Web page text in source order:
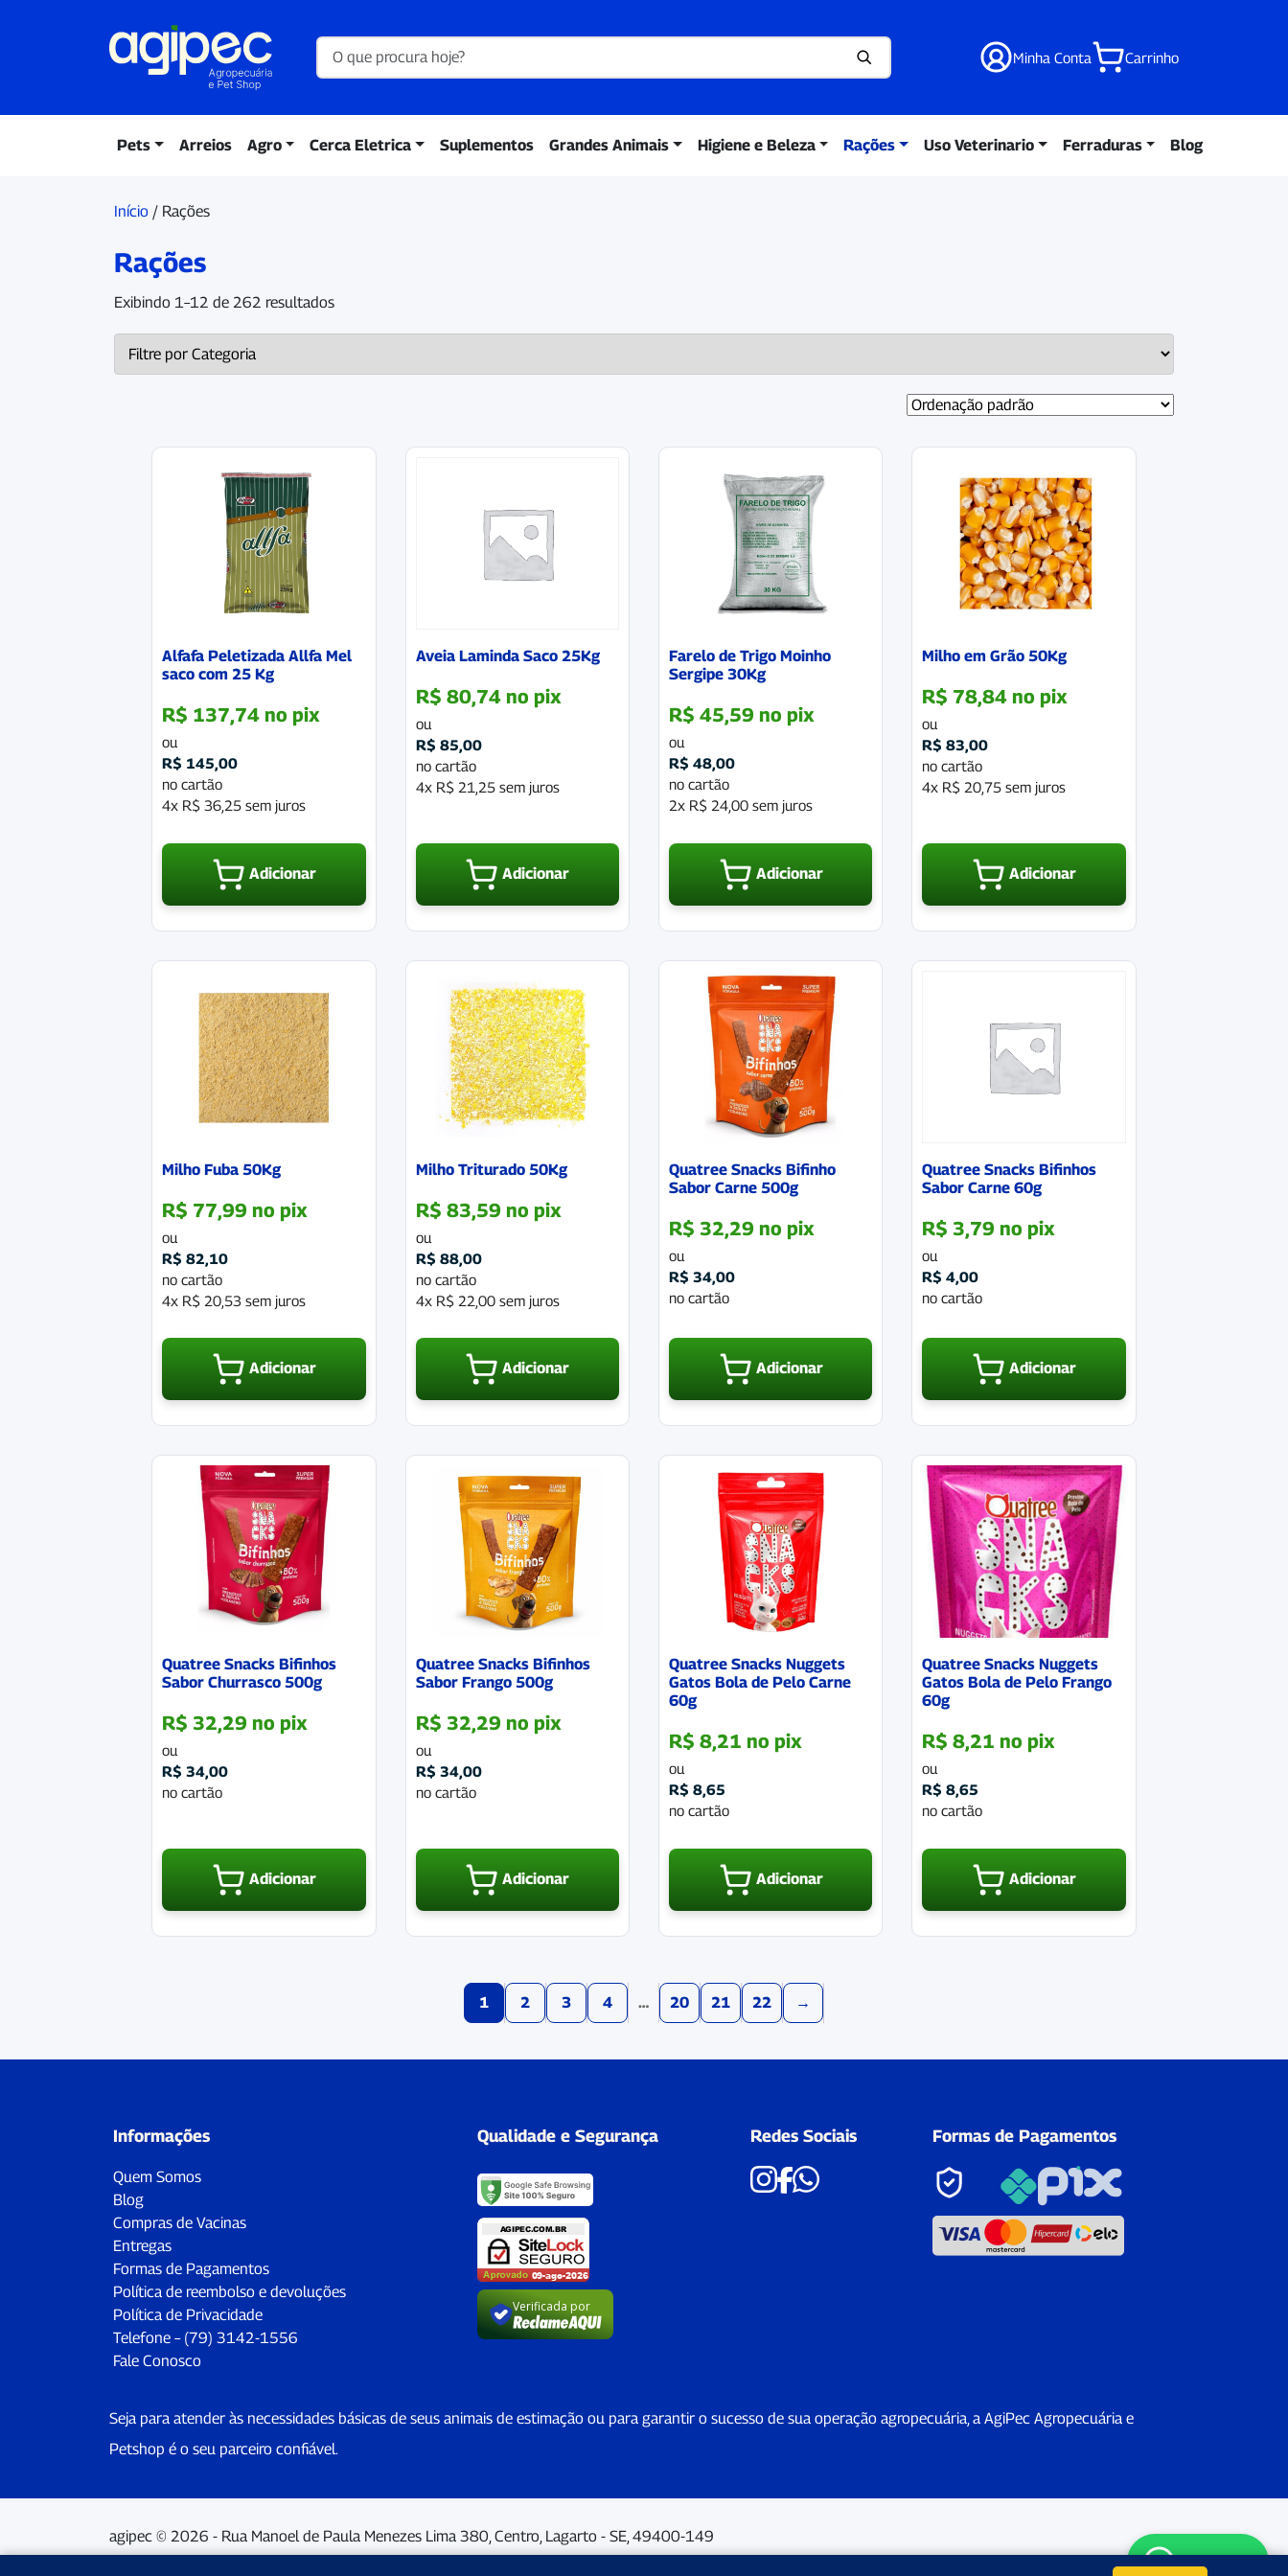
WhatsApp
Minha Conta Carrinho
Pets Arreios Agro Cerca Eletrica Suplementos Grandes Animais Higiene e Beleza Rações Uso Veterinario Ferraduras Blog
Início / Rações
Rações
Exibindo 1–12 de 262 resultados
Alfafa Peletizada Allfa Mel
saco com 25 Kg
R$ 137,74 no pix
ou
R$ 145,00
no cartão
4x R$ 36,25 sem juros
Adicionar
Aveia Laminda Saco 25Kg
R$ 80,74 no pix
ou
R$ 85,00
no cartão
4x R$21,25sem juros
Adicionar
Farelo de Trigo Moinho
Sergipe 30Kg
R$ 45,59 no pix
ou
R$ 48,00
no cartão
2x R$ 24,00 sem juros
Adicionar
Milho em Grão 50Kg
R$ 78,84 no pix
ou
R$ 83,00
no cartão
4x R$ 20,75 sem juros
Adicionar
Milho Fuba 50Kg
R$ 77,99 no pix
ou
R$ 82,10
no cartão
4x R$ 20,53 sem juros
Adicionar
Milho Triturado 50Kg
R$ 83,59 no pix
ou
R$ 88,00
no cartão
4x R$22,00sem juros
Adicionar
Quatree Snacks Bifinho
Sabor Carne 500g
R$ 32,29 no pix
ou
R$ 34,00
no cartão
Adicionar
Quatree Snacks Bifinhos
Sabor Carne 60g
R$ 3,79 no pix
ou
R$ 4,00
no cartão
Adicionar
Quatree Snacks Bifinhos
Sabor Churrasco 500g
R$ 32,29 no pix
ou
R$ 34,00
no cartão
Adicionar
Quatree Snacks Bifinhos
Sabor Frango 500g
R$ 32,29 no pix
ou
R$ 34,00
no cartão
Adicionar
Quatree Snacks Nuggets
Gatos Bola de Pelo Carne
60g
R$ 8,21 no pix
ou
R$ 8,65
no cartão
Adicionar
Quatree Snacks Nuggets
Gatos Bola de Pelo Frango
60g
R$ 8,21 no pix
ou
R$ 8,65
no cartão
Adicionar
1 2 3 4 … 20 21 22 →
Informações
Quem Somos
Blog
Compras de Vacinas
Entregas
Formas de Pagamentos
Política de reembolso e devoluções
Política de Privacidade
Telefone – (79) 3142-1556
Fale Conosco
Qualidade e Segurança
Verificada por
Redes Sociais Formas de Pagamentos
Seja para atender às necessidades básicas de seus animais de estimação ou para garantir o sucesso de sua operação agropecuária, a AgiPec Agropecuária e
Petshop é o seu parceiro confiável.
agipec © 2026 - Rua Manoel de Paula Menezes Lima 380, Centro, Lagarto - SE, 49400-149